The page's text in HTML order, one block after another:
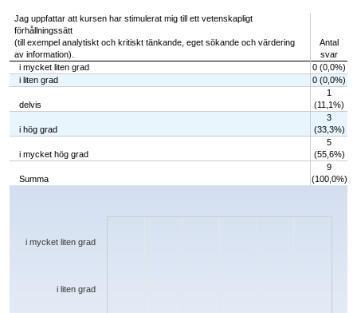
Jag uppfattar att kursen har stimulerat mig till ett vetenskapligt
förhållningssätt
(till exempel analytiskt och kritiskt tänkande, eget sökande och värdering
av information).
Antal
svar
i mycket liten grad
0 (0,0%)
i liten grad
0 (0,0%)
delvis
1
(11,1%)
i hög grad
3
(33,3%)
i mycket hög grad
5
(55,6%)
Summa
9
(100,0%)
Chart
The chart has 1 X axis displaying categories.
i liten grad
i mycket liten grad